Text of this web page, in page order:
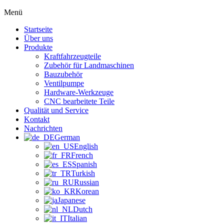
Menü
Startseite
Über uns
Produkte
Kraftfahrzeugteile
Zubehör für Landmaschinen
Bauzubehör
Ventilpumpe
Hardware-Werkzeuge
CNC bearbeitete Teile
Qualität und Service
Kontakt
Nachrichten
German
English
French
Spanish
Turkish
Russian
Korean
Japanese
Dutch
Italian